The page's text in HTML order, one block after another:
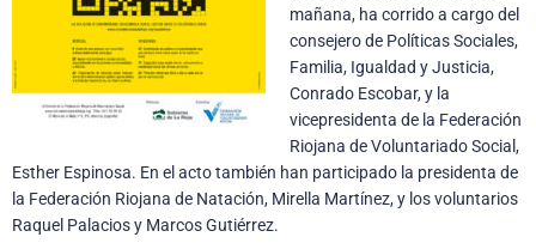
mañana, ha corrido a cargo del
consejero de Políticas Sociales,
Familia, Igualdad y Justicia,
Conrado Escobar, y la
vicepresidenta de la Federación
Riojana de Voluntariado Social,
Esther Espinosa. En el acto también han participado la presidenta de
la Federación Riojana de Natación, Mirella Martínez, y los voluntarios
Raquel Palacios y Marcos Gutiérrez.